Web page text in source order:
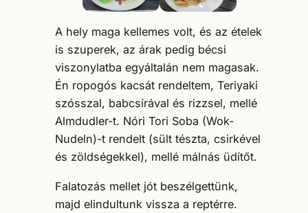
A hely maga kellemes volt, és az ételek
is szuperek, az árak pedig bécsi
viszonylatba egyáltalán nem magasak.
Én ropogós kacsát rendeltem, Teriyaki
szósszal, babcsírával és rizzsel, mellé
Almdudler-t. Nóri Tori Soba (Wok-
Nudeln)-t rendelt (sült tészta, csirkével
és zöldségekkel), mellé málnás üdítőt.
Falatozás mellet jót beszélgettünk,
majd elindultunk vissza a reptérre.